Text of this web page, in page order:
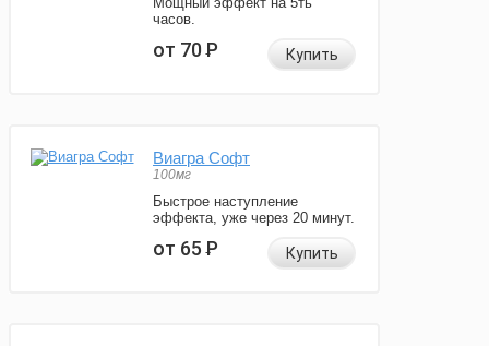
часов.
от 70Р Купить
Виагра Софт
100мг
Быстрое наступление
эффекта, уже через 20 минут.
от 65Р Купить